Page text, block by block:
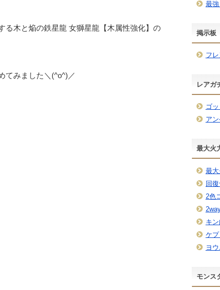
る木と焔の鉄星龍 女獅星龍【木属性強化】の
てみました＼(^o^)／
最
掲示板
フ
レアガ
ゴ
ア
最大火
最
回
2色
キ
ケ
ヨ
モンス